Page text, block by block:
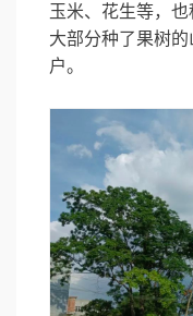
玉米、花生等，
大部分种了果树
户。